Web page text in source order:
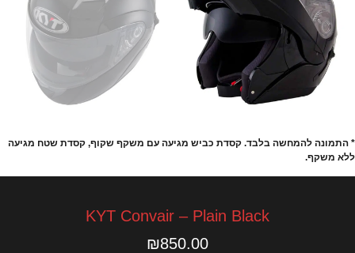
* התמונה להמחשה בלבד. קסדת כביש מגיעה עם משקף שקוף, קסדת שטח מגיעה
ללא משקף.
KYT Convair – Plain Black
₪850.00